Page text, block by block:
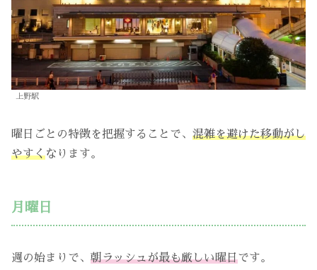
上野駅
曜日ごとの特徴を把握することで、 混雑を避けた移動がし
やすくなります。
月曜日
週の始まりで、 朝ラッシュが最も厳しい曜日です。